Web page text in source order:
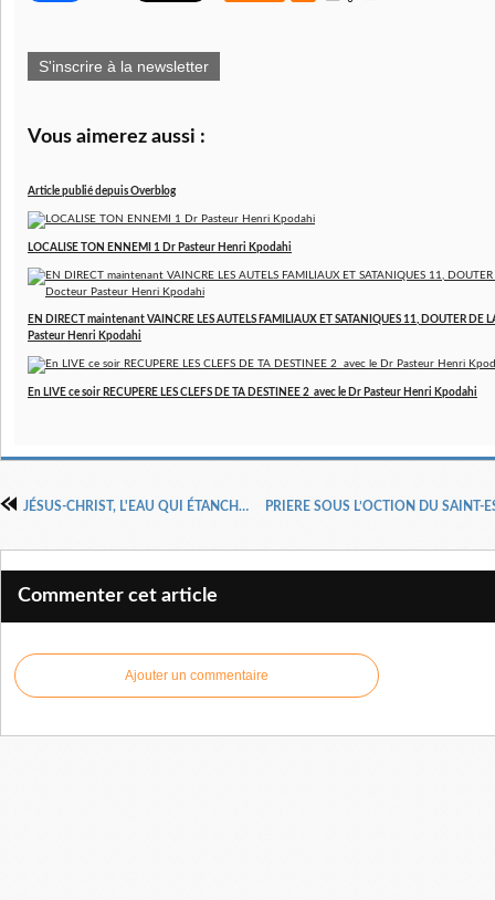
S'inscrire à la newsletter
Vous aimerez aussi :
Article publié depuis Overblog
LOCALISE TON ENNEMI 1 Dr Pasteur Henri Kpodahi
EN DIRECT maintenant VAINCRE LES AUTELS FAMILIAUX ET SATANIQUES 11, DOUTER DE
Pasteur Henri Kpodahi
En LIVE ce soir RECUPERE LES CLEFS DE TA DESTINEE 2 avec le Dr Pasteur Henri Kpodahi
JÉSUS-CHRIST, L'EAU QUI ÉTANCHE TA SOIF Orateur : Prophétesse Irène MAKITA
Commenter cet article
Ajouter un commentaire